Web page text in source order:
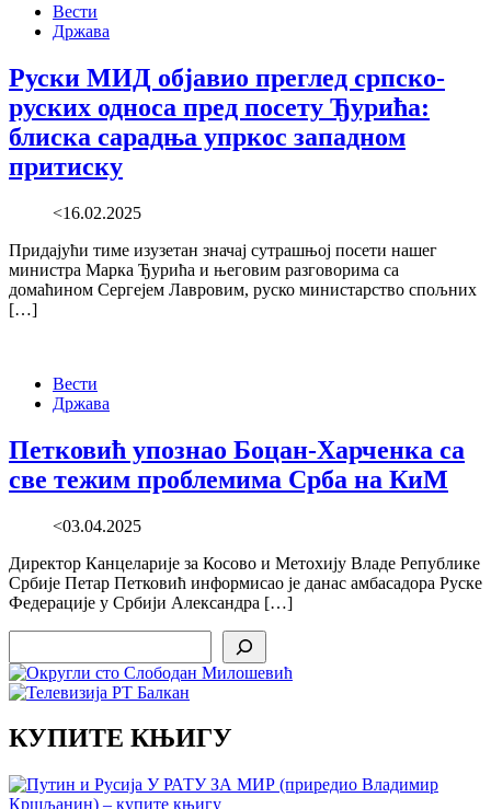
Вести
Држава
Руски МИД објавио преглед српско-
руских односа пред посету Ђурића:
блиска сарадња упркос западном
притиску
<16.02.2025
Придајући тиме изузетан значај сутрашњој посети нашег
министра Марка Ђурића и његовим разговорима са
домаћином Сергејем Лавровим, руско министарство спољних
[…]
Вести
Држава
Петковић упознао Боцан-Харченка са
све тежим проблемима Срба на КиМ
<03.04.2025
Директор Канцеларије за Косово и Метохију Владе Републике
Србије Петар Петковић информисао је данас амбасадора Руске
Федерације у Србији Александра […]
КУПИТЕ КЊИГУ